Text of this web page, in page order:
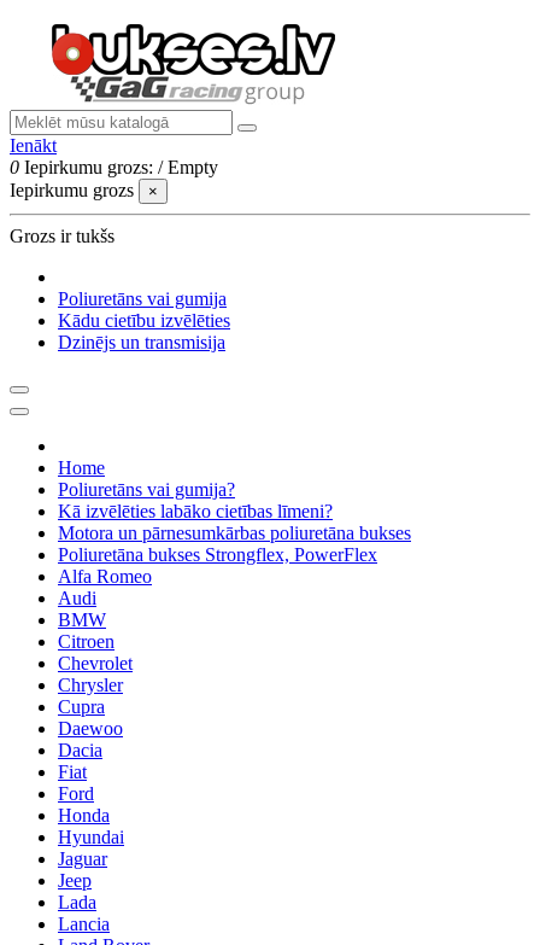
Ienākt
0 Iepirkumu grozs: /Empty
Iepirkumu grozs
×
Grozs ir tukšs
Poliuretāns vai gumija
Kādu cietību izvēlēties
Dzinējs un transmisija
Home
Poliuretāns vai gumija?
Kā izvēlēties labāko cietības līmeni?
Motora un pārnesumkārbas poliuretāna bukses
Poliuretāna bukses Strongflex, PowerFlex
Alfa Romeo
Audi
BMW
Citroen
Chevrolet
Chrysler
Cupra
Daewoo
Dacia
Fiat
Ford
Honda
Hyundai
Jaguar
Jeep
Lada
Lancia